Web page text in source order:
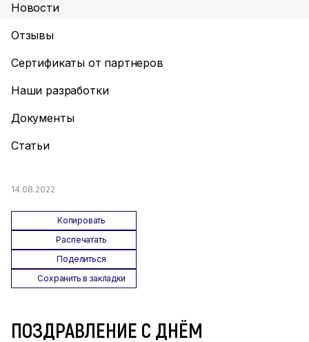
Новости
Отзывы
Сертификаты от партнеров
Наши разработки
Документы
Статьи
14.08.2022
Копировать
Распечатать
Поделиться
Сохранить в закладки
ПОЗДРАВЛЕНИЕ С ДНЁМ